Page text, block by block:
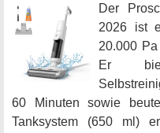
Der
2026 ist
20.000
Er
60 Minuten sowie
Tanksystem (650 ml)